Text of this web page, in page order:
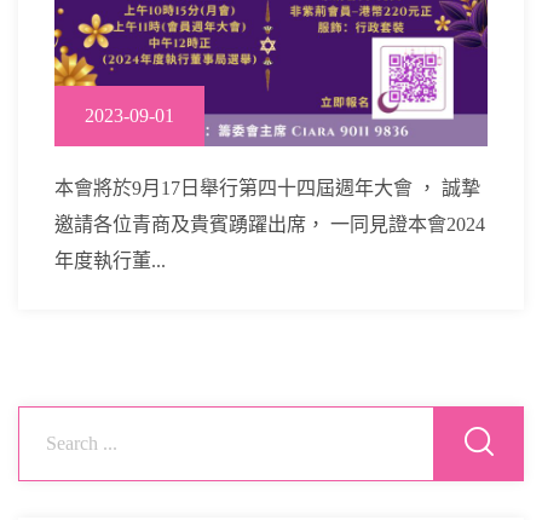
2023-09-01
本會將於9月17日舉行第四十四屆週年大會 ， 誠摯
邀請各位青商及貴賓踴躍出席， 一同見證本會2024
年度執行董...